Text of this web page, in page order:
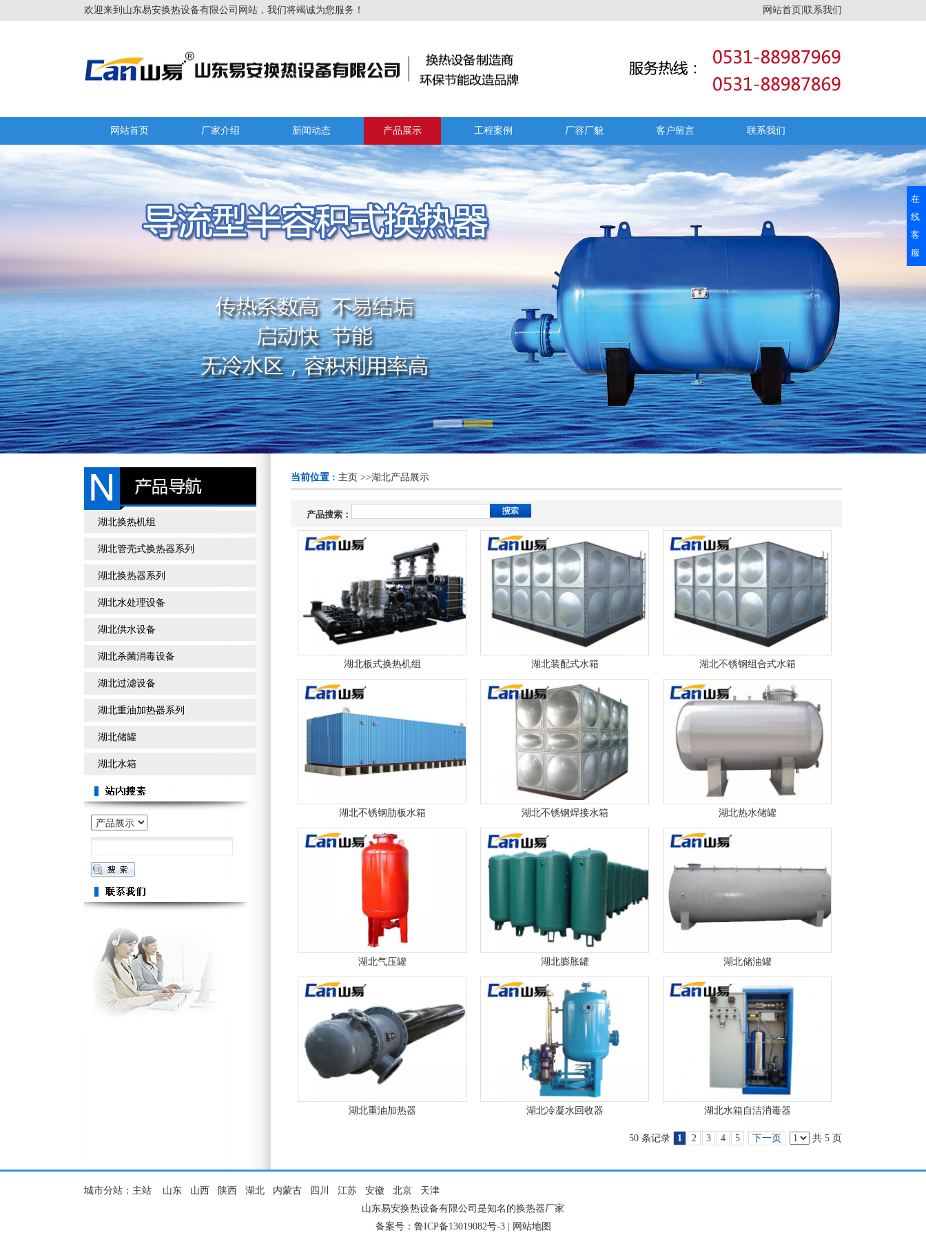
欢迎来到山东易安换热设备有限公司网站，我们将竭诚为您服务！ 网站首页|联系我们
网站首页 厂家介绍 新闻动态 产品展示 工程案例 厂容厂貌 客户留言 联系我们
1
湖北换热机组
湖北管壳式换热器系列
湖北换热器系列
湖北水处理设备
湖北供水设备
湖北杀菌消毒设备
湖北过滤设备
湖北重油加热器系列
湖北储罐
湖北水箱
当前位置 : 主页 >>湖北产品展示
产品搜索：
湖北板式换热机组 湖北装配式水箱 湖北不锈钢组合式水箱
湖北不锈钢肋板水箱 湖北不锈钢焊接水箱 湖北热水储罐
湖北气压罐 湖北膨胀罐 湖北储油罐
湖北重油加热器 湖北冷凝水回收器 湖北水箱自洁消毒器
50 条记录 1 2 3 4 5 下一页 共 5 页
城市分站： 主站 山东 山西 陕西 湖北 内蒙古 四川 江苏 安徽 北京
天津
山东易安换热设备有限公司是知名的换热器厂家
备案号： 鲁ICP备13019082号-3| 网站地图
在
线
客
服